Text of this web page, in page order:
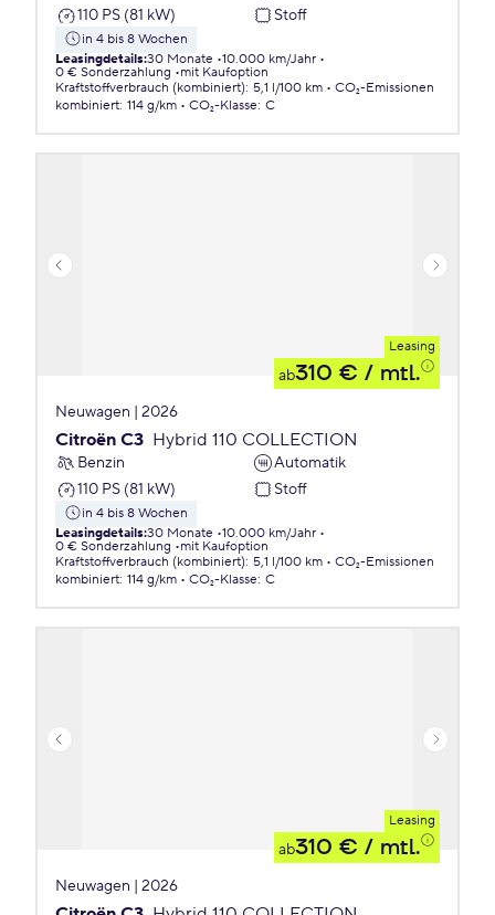
110 PS (81 kW)
Stoff
in 4 bis 8 Wochen
Leasingdetails:30 Monate 10.000 km/Jahr
0 € Sonderzahlung
mit Kaufoption
Kraftstoffverbrauch (kombiniert): 5,1 l/100 km
CO₂-Emissionen
kombiniert: 114 g/km CO₂-Klasse: C
Leasing
ab310 € / mtl.
Neuwagen | 2026
Citroën C3 Hybrid 110 COLLECTION
Benzin
Automatik
110 PS (81 kW)
Stoff
in 4 bis 8 Wochen
Leasingdetails:30 Monate 10.000 km/Jahr
0 € Sonderzahlung
mit Kaufoption
Kraftstoffverbrauch (kombiniert): 5,1 l/100 km
CO₂-Emissionen
kombiniert: 114 g/km CO₂-Klasse: C
Leasing
ab310 € / mtl.
Neuwagen | 2026